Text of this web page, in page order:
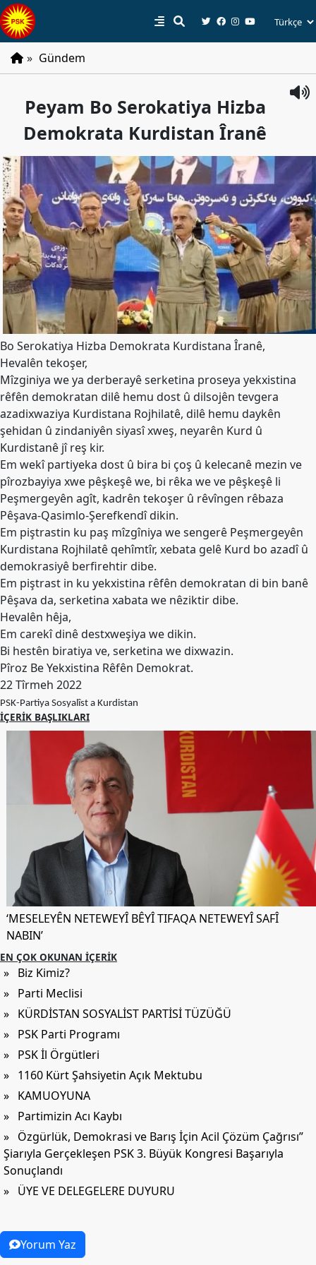
Tarihçe
Parti
Parti
Tüzüğü
YÖNETIM
Başkan
Başkan
Yardımcıları
Merkez
Yönetim
Kurulu
Kadın
Kolları
Parti
Meclisi
İl
Örgütleri
Gençlik
Kolları
GÜNDEM
Basından
Basın
Açıklamaları
Etkinlikler
Ziyaretler
TV
YAYıNLAR
Broşür
Bültenler
Raporlar
Deklerasyonlar
İLETIŞIM
» Gündem
Peyam Bo Serokatiya Hizba
Demokrata Kurdistan Îranê
Bo Serokatiya Hizba Demokrata Kurdistana Îranê,
Hevalên tekoşer,
Mîzginiya we ya derberayê serketina proseya yekxistina
rêfên demokratan dilê hemu dost û dilsojên tevgera
azadixwaziya Kurdistana Rojhilatê, dilê hemu daykên
şehidan û zindaniyên siyasî xweş, neyarên Kurd û
Kurdistanê jî reş kir.
Em wekî partiyeka dost û bira bi çoş û kelecanê mezin ve
pîrozbayiya xwe pêşkeşê we, bi rêka we ve pêşkeşê li
Peşmergeyên agît, kadrên tekoşer û rêvîngen rêbaza
Pêşava-Qasimlo-Şerefkendî dikin.
Em piştrastin ku paş mîzgîniya we sengerê Peşmergeyên
Kurdistana Rojhilatê qehîmtîr, xebata gelê Kurd bo azadî û
demokrasiyê berfirehtir dibe.
Em piştrast in ku yekxistina rêfên demokratan di bin banê
Pêşava da, serketina xabata we nêziktir dibe.
Hevalên hêja,
Em carekî dinê destxweşiya we dikin.
Bi hestên biratiya ve, serketina we dixwazin.
Pîroz Be Yekxistina Rêfên Demokrat.
22 Tîrmeh 2022
PSK-Partiya Sosyalîst a Kurdistan
İÇERIK BAŞLIKLARI
‘MESELEYÊN NETEWEYÎ BÊYÎ TIFAQA NETEWEYÎ SAFÎ
NABIN’
EN ÇOK OKUNAN İÇERIK
» Biz Kimiz?
» Parti Meclisi
» KÜRDİSTAN SOSYALİST PARTİSİ TÜZÜĞÜ
» PSK Parti Programı
» PSK İl Örgütleri
» 1160 Kürt Şahsiyetin Açık Mektubu
» KAMUOYUNA
» Partimizin Acı Kaybı
» Özgürlük, Demokrasi ve Barış İçin Acil Çözüm Çağrısı”
Şiarıyla Gerçekleşen PSK 3. Büyük Kongresi Başarıyla
Sonuçlandı
» ÜYE VE DELEGELERE DUYURU
Yorum Yaz